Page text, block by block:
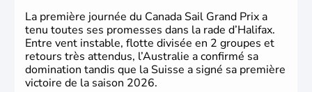
La première journée du Canada Sail Grand Prix a
tenu toutes ses promesses dans la rade d’Halifax.
Entre vent instable, flotte divisée en 2 groupes et
retours très attendus, l’Australie a confirmé sa
domination tandis que la Suisse a signé sa première
victoire de la saison 2026.